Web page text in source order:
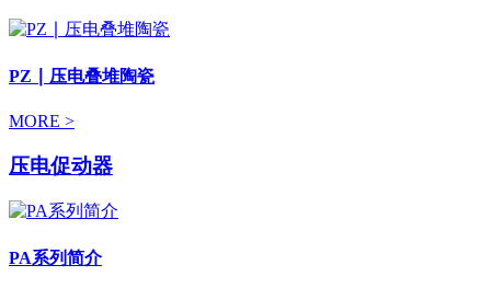
PZ ∣ 压电叠堆陶瓷
MORE >
压电促动器
PA系列简介